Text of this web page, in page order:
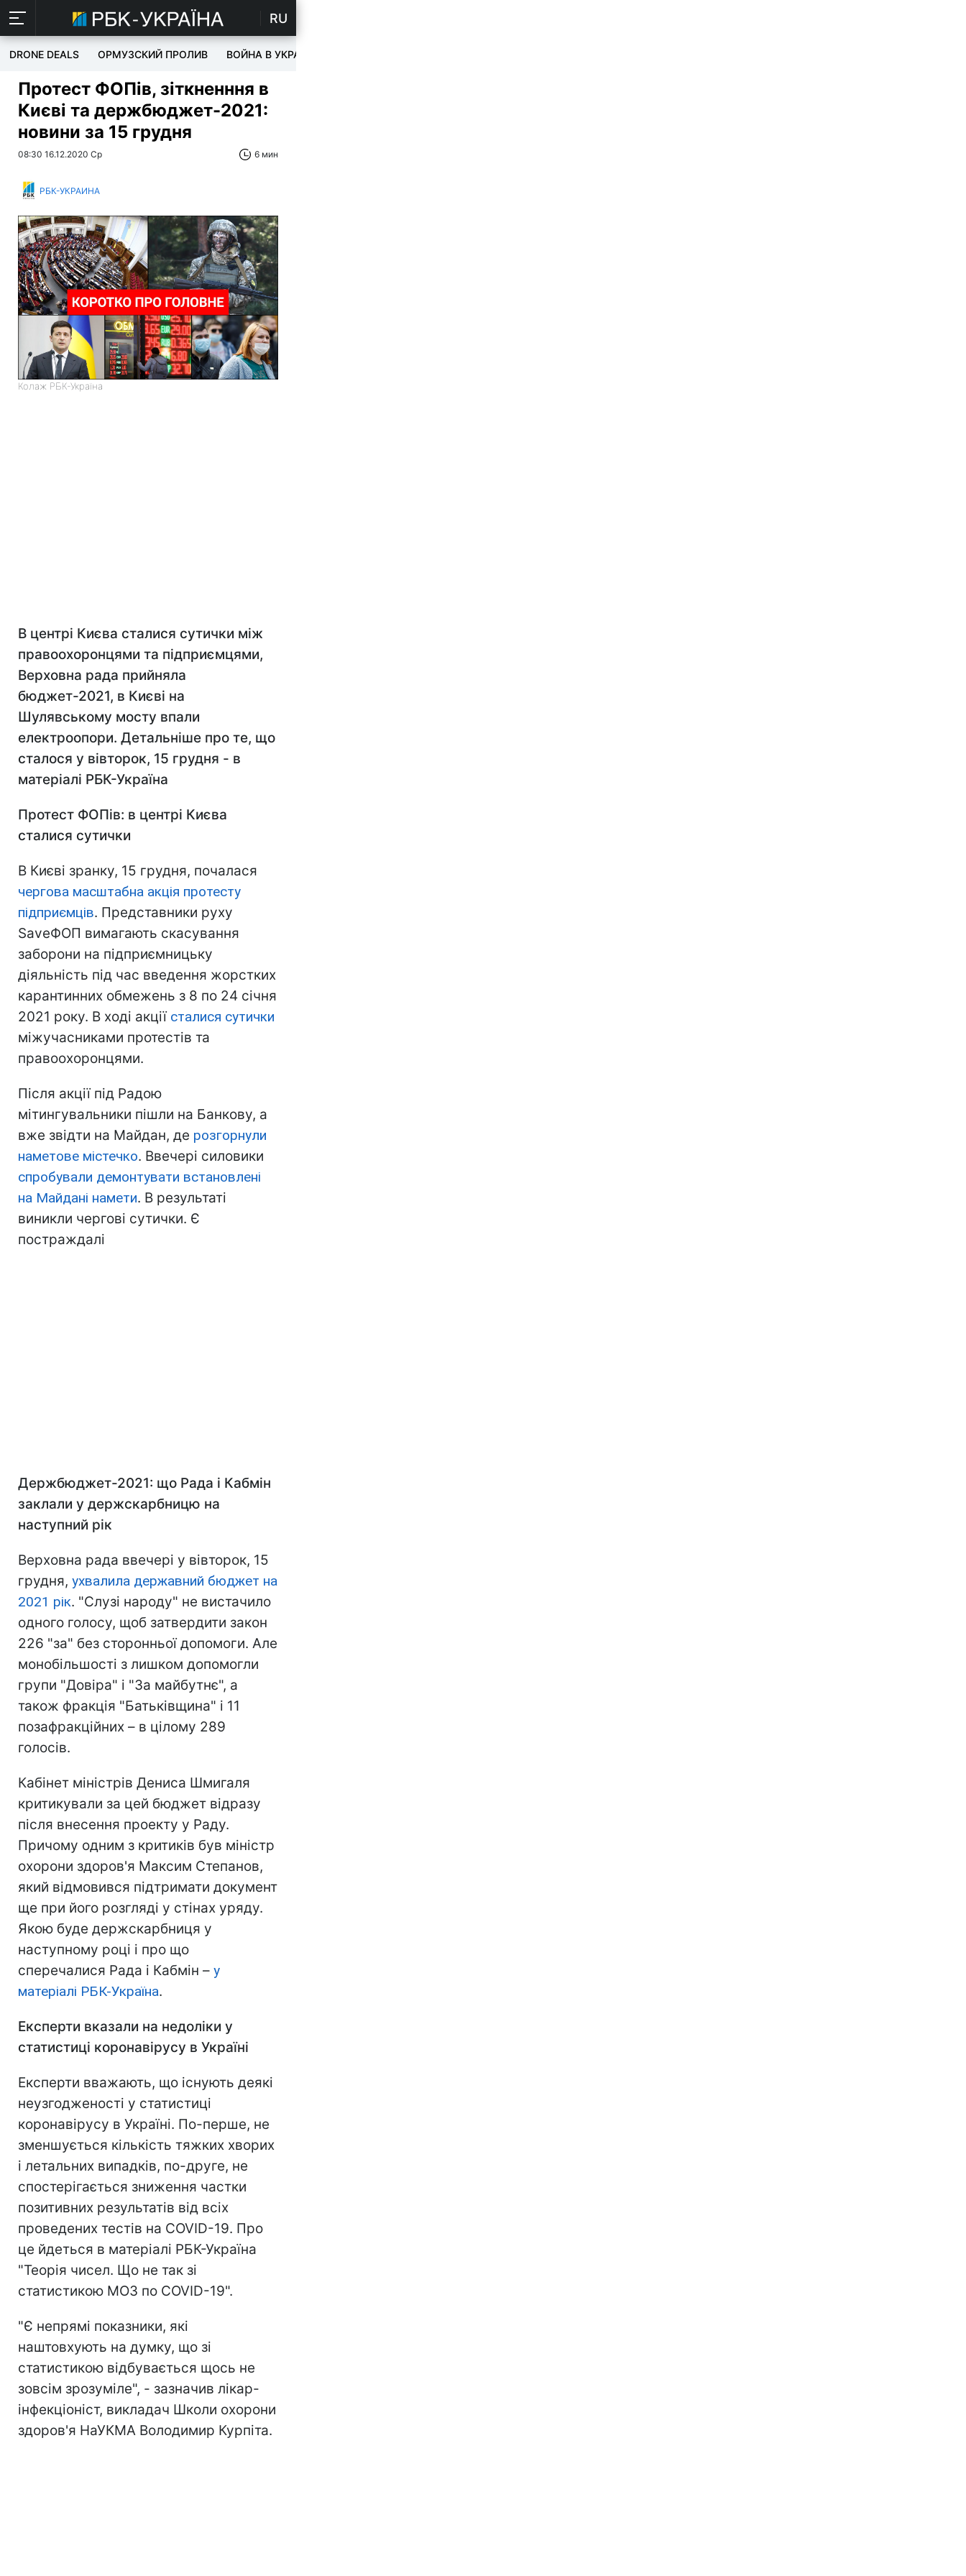
RU
DRONE DEALS ОРМУЗСКИЙ ПРОЛИВ ВОЙНА В УКРАИНЕ
Протест ФОПів, зіткненння в
Києві та держбюджет-2021:
новини за 15 грудня
08:30 16.12.2020 Ср 6 мин
РБК-УКРАИНА
Колаж РБК-Україна
В центрі Києва сталися сутички між
правоохоронцями та підприємцями,
Верховна рада прийняла
бюджет-2021, в Києві на
Шулявському мосту впали
електроопори. Детальніше про те, що
сталося у вівторок, 15 грудня - в
матеріалі РБК-Україна
Протест ФОПів: в центрі Києва
сталися сутички
В Києві зранку, 15 грудня, почалася
чергова масштабна акція протесту
підприємців. Представники руху
SaveФОП вимагають скасування
заборони на підприємницьку
діяльність під час введення жорстких
карантинних обмежень з 8 по 24 січня
2021 року. В ході акції сталися сутички
міжучасниками протестів та
правоохоронцями.
Після акції під Радою
мітингувальники пішли на Банкову, а
вже звідти на Майдан, де розгорнули
наметове містечко. Ввечері силовики
спробували демонтувати встановлені
на Майдані намети. В результаті
виникли чергові сутички. Є
постраждалі
Держбюджет-2021: що Рада і Кабмін
заклали у держскарбницю на
наступний рік
Верховна рада ввечері у вівторок, 15
грудня, ухвалила державний бюджет на
2021 рік. "Слузі народу" не вистачило
одного голосу, щоб затвердити закон
226 "за" без сторонньої допомоги. Але
монобільшості з лишком допомогли
групи "Довіра" і "За майбутнє", а
також фракція "Батьківщина" і 11
позафракційних – в цілому 289
голосів.
Кабінет міністрів Дениса Шмигаля
критикували за цей бюджет відразу
після внесення проекту у Раду.
Причому одним з критиків був міністр
охорони здоров'я Максим Степанов,
який відмовився підтримати документ
ще при його розгляді у стінах уряду.
Якою буде держскарбниця у
наступному році і про що
сперечалися Рада і Кабмін – у
матеріалі РБК-Україна.
Експерти вказали на недоліки у
статистиці коронавірусу в Україні
Експерти вважають, що існують деякі
неузгодженості у статистиці
коронавірусу в Україні. По-перше, не
зменшується кількість тяжких хворих
і летальних випадків, по-друге, не
спостерігається зниження частки
позитивних результатів від всіх
проведених тестів на COVID-19. Про
це йдеться в матеріалі РБК-Україна
"Теорія чисел. Що не так зі
статистикою МОЗ по COVID-19".
"Є непрямі показники, які
наштовхують на думку, що зі
статистикою відбувається щось не
зовсім зрозуміле", - зазначив лікар-
інфекціоніст, викладач Школи охорони
здоров'я НаУКМА Володимир Курпіта.